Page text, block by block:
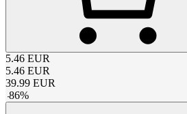
5.46 EUR
5.46 EUR
39.99 EUR
-86%